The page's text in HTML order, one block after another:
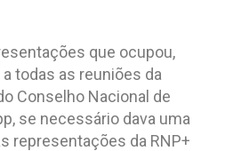
que ocupou,
todas as reuniões da
Conselho Nacional de
se necessário dava uma
representações da RNP+